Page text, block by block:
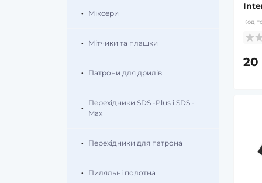
Міксери
Мітчики та плашки
Патрони для дрилів
Перехідники SDS -Plus і SDS -
Max
Перехідники для патрона
Пиляльні полотна
Код
20